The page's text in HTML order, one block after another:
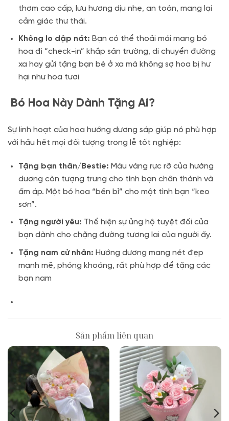
thơm cao cấp, lưu hương dịu nhẹ, an toàn, mang lại
cảm giác thư thái.
Không lo dập nát: Bạn có thể thoải mái mang bó
hoa đi “check-in” khắp sân trường, di chuyển đường
xa hay gửi tặng bạn bè ở xa mà không sợ hoa bị hư
hại như hoa tươi
Bó Hoa Này Dành Tặng Ai?
Sự linh hoạt của hoa hướng dương sáp giúp nó phù hợp
với hầu hết mọi đối tượng trong lễ tốt nghiệp:
Tặng bạn thân/Bestie: Màu vàng rực rỡ của hướng
dương còn tượng trưng cho tình bạn chân thành và
ấm áp. Một bó hoa “bền bỉ” cho một tình bạn “keo
sơn”.
Tặng người yêu: Thể hiện sự ủng hộ tuyệt đối của
bạn dành cho chặng đường tương lai của người ấy.
Tặng nam cử nhân: Hướng dương mang nét đẹp
mạnh mẽ, phóng khoáng, rất phù hợp để tặng các
bạn nam
Sản phẩm liên quan